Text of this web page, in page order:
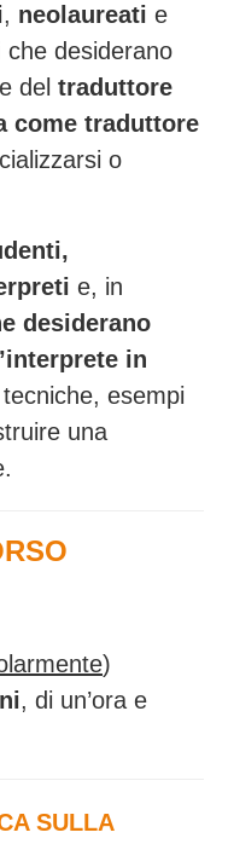
, neolaureati e
che desiderano
del traduttore
come traduttore
o
e, in
desiderano
in
esempi
una
)
, di un’ora e
SULLA